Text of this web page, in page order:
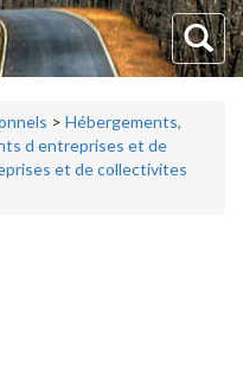
> Hébergements,
d entreprises et de
et de collectivites